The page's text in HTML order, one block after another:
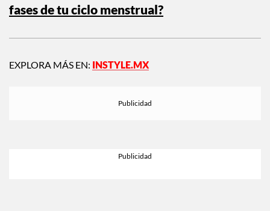
fases de tu ciclo menstrual?
EXPLORA MÁS EN: INSTYLE.MX